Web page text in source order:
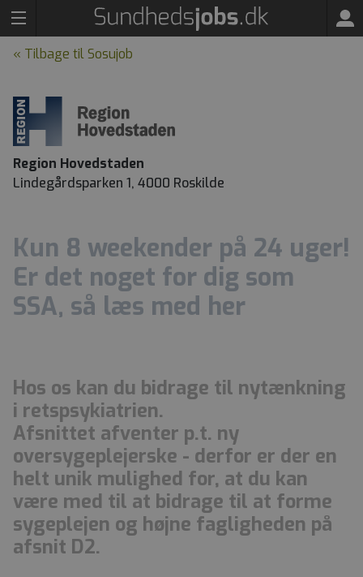
« Tilbage til Sosujob
Region Hovedstaden
Lindegårdsparken 1, 4000 Roskilde
Kun 8 weekender på 24 uger!
Er det noget for dig som
SSA, så læs med her
Hos os kan du bidrage til nytænkning
i retspsykiatrien.
Afsnittet afventer p.t. ny
oversygeplejerske - derfor er der en
helt unik mulighed for, at du kan
være med til at bidrage til at forme
sygeplejen og højne fagligheden på
afsnit D2.